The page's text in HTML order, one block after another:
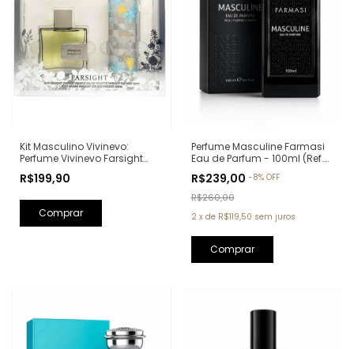
Kit Masculino Vivinevo:
Perfume Vivinevo Farsight
Splash Farsight 250ml
R$199,90
Perfume Masculine Farmasi
Eau de Parfum - 100ml (Ref.
Ford)
R$239,00 -8% OFF
R$260,00
2 x de R$119,50 sem juros